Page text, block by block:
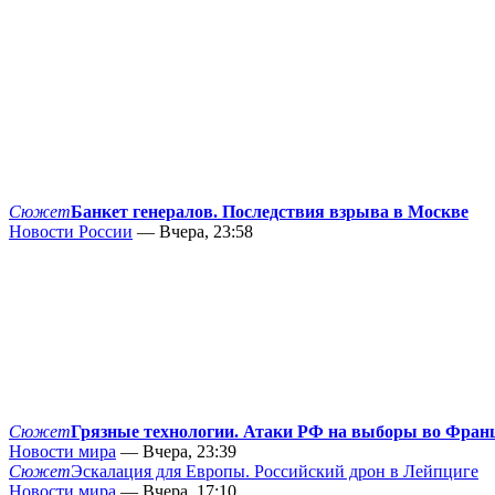
СюжетБанкет генералов. Последствия взрыва в Москве
Новости России — Вчера, 23:58
СюжетГрязные технологии. Атаки РФ на выборы во
Новости мира — Вчера, 23:39
СюжетЭскалация для Европы. Российский дрон в Лейпциге